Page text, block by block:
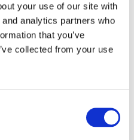
your use of our site with
analytics partners who
that you’ve
collected from your use